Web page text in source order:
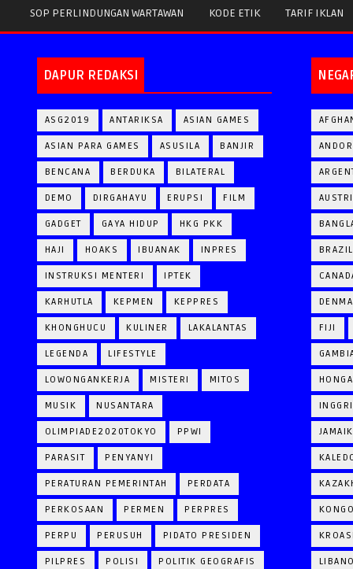
SOP PERLINDUNGAN WARTAWAN KODE ETIK TARIF IKLAN
DAPUR REDAKSI
ASG2019 ANTARIKSA ASIAN GAMES
ASIAN PARA GAMES ASUSILA BANJIR
BENCANA BERDUKA BILATERAL
DEMO DIRGAHAYU ERUPSI FILM
GADGET GAYA HIDUP HKG PKK
HAJI HOAKS IBUANAK INPRES
INSTRUKSI MENTERI IPTEK
KARHUTLA KEPMEN KEPPRES
KHONGHUCU KULINER LAKALANTAS
LEGENDA LIFESTYLE
LOWONGANKERJA MISTERI MITOS
MUSIK NUSANTARA
OLIMPIADE2020TOKYO PPWI
PARASIT PENYANYI
PERATURAN PEMERINTAH PERDATA
PERKOSAAN PERMEN PERPRES
PERPU PERUSUH PIDATO PRESIDEN
PILPRES POLISI POLITIK GEOGRAFIS
BRAZIL
FIJI